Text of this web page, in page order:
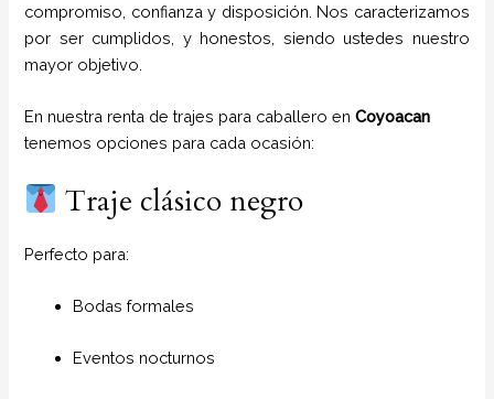
compromiso, confianza y disposición. Nos caracterizamos
por ser cumplidos, y honestos, siendo ustedes nuestro
mayor objetivo.
En nuestra renta de trajes para caballero enCoyoacan
tenemos opciones para cada ocasión:
Traje clásico negro
Perfecto para:
Bodas formales
Eventos nocturnos